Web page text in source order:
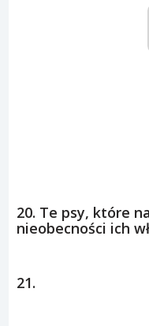
20. Te psy, które
nieobecności ich
21.